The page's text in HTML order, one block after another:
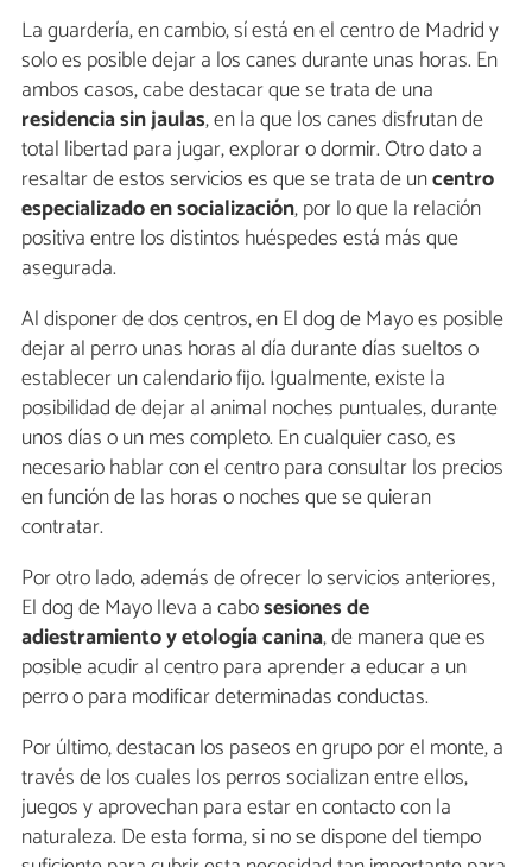
La guardería, en cambio, sí está en el centro de Madrid y
solo es posible dejar a los canes durante unas horas. En
ambos casos, cabe destacar que se trata de una
residencia sin jaulas, en la que los canes disfrutan de
total libertad para jugar, explorar o dormir. Otro dato a
resaltar de estos servicios es que se trata de uncentro
especializado en socialización, por lo que la relación
positiva entre los distintos huéspedes está más que
asegurada.
Al disponer de dos centros, en El dog de Mayo es posible
dejar al perro unas horas al día durante días sueltos o
establecer un calendario fijo. Igualmente, existe la
posibilidad de dejar al animal noches puntuales, durante
unos días o un mes completo. En cualquier caso, es
necesario hablar con el centro para consultar los precios
en función de las horas o noches que se quieran
contratar.
Por otro lado, además de ofrecer lo servicios anteriores,
El dog de Mayo lleva a cabosesiones de
adiestramiento y etología canina, de manera que es
posible acudir al centro para aprender a educar a un
perro o para modificar determinadas conductas.
Por último, destacan los paseos en grupo por el monte, a
través de los cuales los perros socializan entre ellos,
juegos y aprovechan para estar en contacto con la
naturaleza. De esta forma, si no se dispone del tiempo